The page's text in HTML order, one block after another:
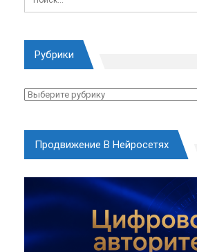
Рубрики
Рубрики
Продвижение В Нейросетях